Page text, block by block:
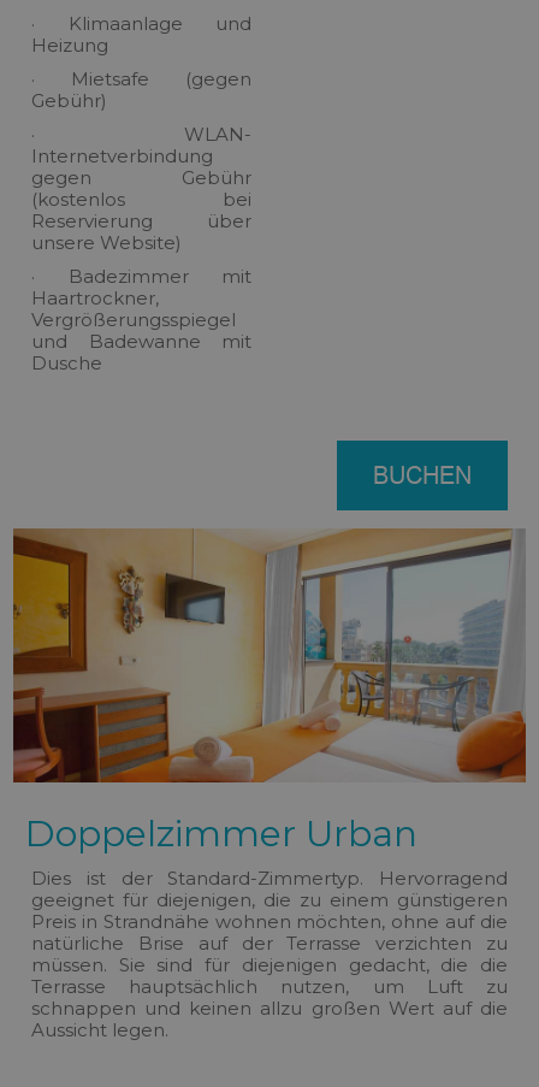
· Klimaanlage und
Heizung
· Mietsafe (gegen
Gebühr)
· WLAN-
Internetverbindung
gegen Gebühr
(kostenlos bei
Reservierung über
unsere Website)
· Badezimmer mit
Haartrockner,
Vergrößerungsspiegel
und Badewanne mit
Dusche
BUCHEN
Doppelzimmer Urban
Dies ist der Standard-Zimmertyp. Hervorragend
geeignet für diejenigen, die zu einem günstigeren
Preis in Strandnähe wohnen möchten, ohne auf die
natürliche Brise auf der Terrasse verzichten zu
müssen. Sie sind für diejenigen gedacht, die die
Terrasse hauptsächlich nutzen, um Luft zu
schnappen und keinen allzu großen Wert auf die
Aussicht legen.